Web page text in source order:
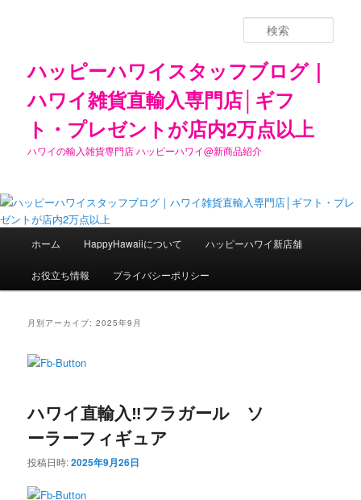
ハッピーハワイスタッフブログ｜
ハワイ雑貨直輸入専門店│ギフ
ト・プレゼントが店内2万点以上
ハワイの輸入雑貨専門店 ハッピーハワイ@新商品紹介
索
メ
メ
イ
テ
ツ
サ
ブ
ン
へ
ホーム HappyHawaiiについて ハッピーハワイ新店舗
お役立ち情報 プライバシーポリシー
月別アーカイブ:2025年9月
ハワイ直輸入‼️フラガール ソ
ーラーフィギュア
投稿日時:2025年9月26日